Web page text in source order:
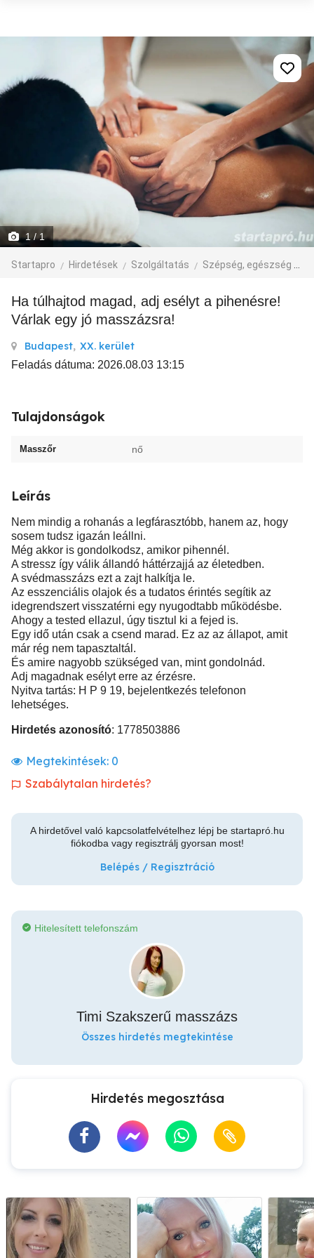
1/ 1
Startapro Hirdetések Szolgáltatás Szépség, egészség
Ha túlhajtod magad, adj esélyt a pihenésre!
Várlak egy jó masszázsra!
Budapest, XX. kerület
Feladás dátuma: 2026.08.03 13:15
Tulajdonságok
Masszőr nő
Leírás
Nem mindig a rohanás a legfárasztóbb, hanem az, hogy
sosem tudsz igazán leállni.
Még akkor is gondolkodsz, amikor pihennél.
A stressz így válik állandó háttérzajjá az életedben.
A svédmasszázs ezt a zajt halkítja le.
Az esszenciális olajok és a tudatos érintés segítik az
idegrendszert visszatérni egy nyugodtabb működésbe.
Ahogy a tested ellazul, úgy tisztul ki a fejed is.
Egy idő után csak a csend marad. Ez az az állapot, amit
már rég nem tapasztaltál.
És amire nagyobb szükséged van, mint gondolnád.
Adj magadnak esélyt erre az érzésre.
Nyitva tartás: H P 9 19, bejelentkezés telefonon
lehetséges.
Hirdetés azonosító: 1778503886
Megtekintések: 0
Szabálytalan hirdetés?
A hirdetővel való kapcsolatfelvételhez lépj be startapró.hu
fiókodba vagy regisztrálj gyorsan most!
Belépés / Regisztráció
Hitelesített telefonszám
Timi Szakszerű masszázs
Összes hirdetés megtekintése
Hirdetés megosztása